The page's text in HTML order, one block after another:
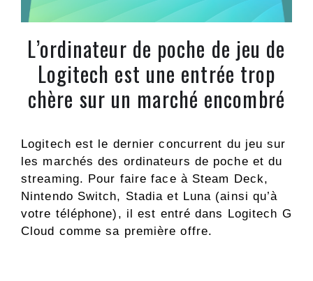
L’ordinateur de poche de jeu de
Logitech est une entrée trop
chère sur un marché encombré
Logitech est le dernier concurrent du jeu sur
les marchés des ordinateurs de poche et du
streaming. Pour faire face à Steam Deck,
Nintendo Switch, Stadia et Luna (ainsi qu’à
votre téléphone), il est entré dans Logitech G
Cloud comme sa première offre.